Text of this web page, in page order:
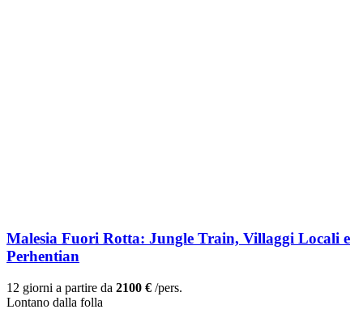
Malesia Fuori Rotta: Jungle Train, Villaggi Locali e
Perhentian
12 giorni a partire da 2100 € /pers.
Lontano dalla folla